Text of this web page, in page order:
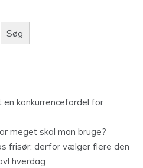
Søg
konkurrencefordel for
meget skal man bruge?
frisør: derfor vælger flere den
hverdag